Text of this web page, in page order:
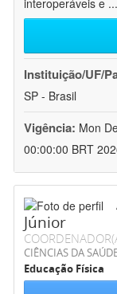
interoperáveis e ...
Instituição/UF/
SP - Brasil
Vigência: Mon
00:00:00 BRT
Júnior
CIÊNCIAS DA
Educação Física